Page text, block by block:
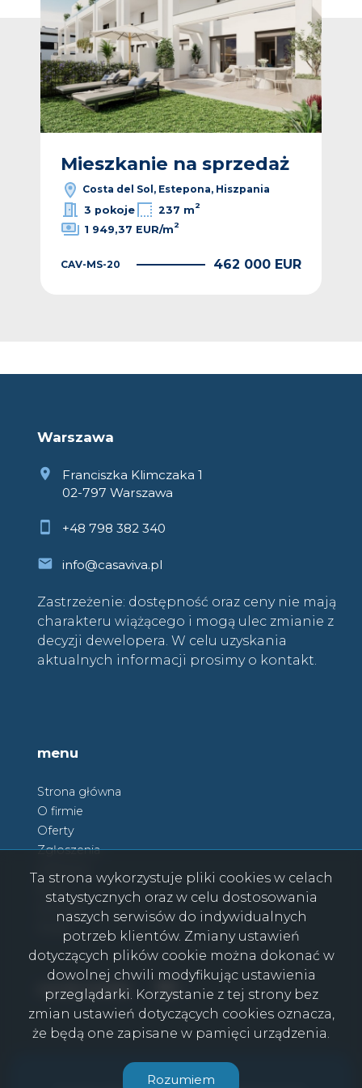
Mieszkanie na sprzedaż
Costa del Sol, Estepona, Hiszpania
3 pokoje
237 m2
1 949,37 EUR/m2
CAV-MS-20 462 000 EUR
Warszawa
Franciszka Klimczaka 1
02-797 Warszawa
+48 798 382 340
info@casaviva.pl
Zastrzeżenie: dostępność oraz ceny nie mają
charakteru wiążącego i mogą ulec zmianie z
decyzji dewelopera. W celu uzyskania
aktualnych informacji prosimy o kontakt.
menu
Strona główna
O firmie
Oferty
Zgłoszenia
Kontakt
social media Facebook
Facebook
CasaViva © 2026
Ta strona wykorzystuje pliki cookies w celach
statystycznych oraz w celu dostosowania
naszych serwisów do indywidualnych
potrzeb klientów. Zmiany ustawień
dotyczących plików cookie można dokonać w
dowolnej chwili modyfikując ustawienia
przeglądarki. Korzystanie z tej strony bez
zmian ustawień dotyczących cookies oznacza,
że będą one zapisane w pamięci urządzenia.
Rozumiem